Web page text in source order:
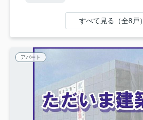
すべて見る（全8戸）
アパート